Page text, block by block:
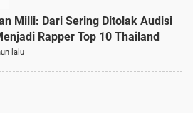
Milli: Dari Sering Ditolak Audisi
Rapper Top 10 Thailand
lalu